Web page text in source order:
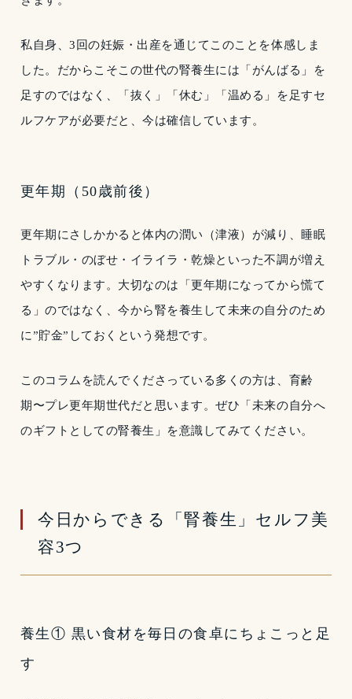
私自身、3回の妊娠・出産を通じてこのことを体感しま
した。だからこそこの世代の腎養生には「がんばる」を
足すのではなく、「抜く」「休む」「温める」を足すセ
ルフケアが必要だと、今は確信しています。
更年期（50歳前後）
更年期にさしかかると体内の潤い（津液）が減り、睡眠
トラブル・のぼせ・イライラ・乾燥といった不調が増え
やすくなります。大切なのは「更年期になってから慌て
る」のではなく、今から腎を養生して未来の自分のため
に”貯金”しておくという発想です。
このコラムを読んでくださっている多くの方は、育齢
期〜プレ更年期世代だと思います。ぜひ「未来の自分へ
のギフトとしての腎養生」を意識してみてください。
今日からできる「腎養生」セルフ美
容3つ
養生① 黒い食材を毎日の食卓にちょこっと足
す